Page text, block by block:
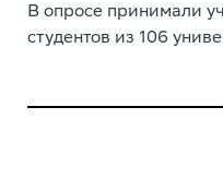
В опросе принимали
студентов из 106